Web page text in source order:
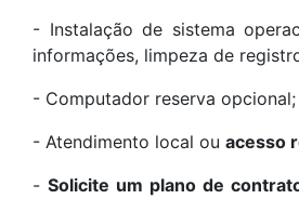
- Instalação de sistema
informações, limpeza de
- Computador reserva opcional;
- Atendimento local ou acesso
- Solicite um plano de